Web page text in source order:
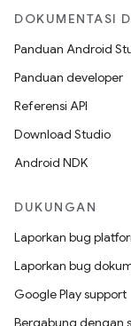
DOKUMENTASI
Panduan Android
Panduan developer
Referensi API
Download Studio
Android NDK
DUKUNGAN
Laporkan bug
Laporkan bug
Google Play support
Bergabung dengan